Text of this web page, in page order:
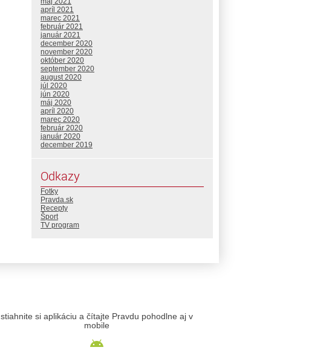
apríl 2021
marec 2021
február 2021
január 2021
december 2020
november 2020
október 2020
september 2020
august 2020
júl 2020
jún 2020
máj 2020
apríl 2020
marec 2020
február 2020
január 2020
december 2019
Odkazy
Fotky
Pravda.sk
Recepty
Šport
TV program
stiahnite si aplikáciu a čítajte Pravdu pohodlne aj v
mobile